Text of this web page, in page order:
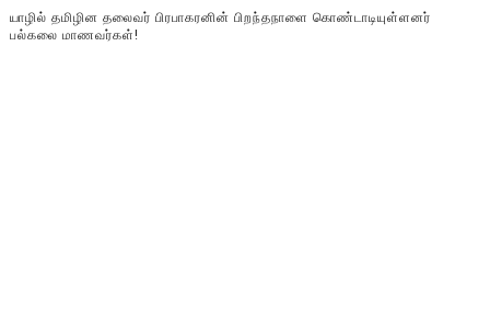
யாழில் தமிழின தலைவர் பிரபாகரனின் பிறந்தநாளை கொண்டாடியுள்ளனர்
பல்கலை மாணவர்கள்!